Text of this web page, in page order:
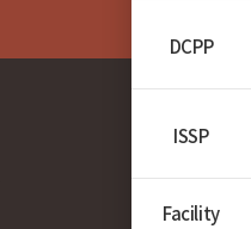
DCPP
ISSP
Facility